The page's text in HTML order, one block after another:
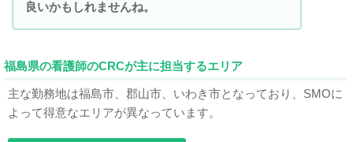
良いかもしれませんね。
福島県の看護師のCRCが主に担当するエリア
主な勤務地は福島市、郡山市、いわき市となっており、SMOに
よって得意なエリアが異なっています。